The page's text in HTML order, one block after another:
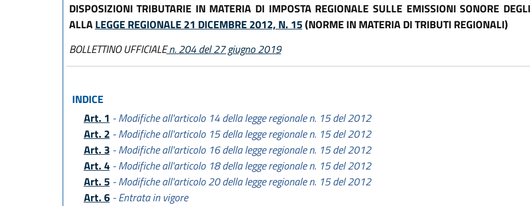
DISPOSIZIONI TRIBUTARIE IN MATERIA DI IMPOSTA REGIONALE SULLE EMISSIONI SONORE
ALLALEGGE REGIONALE 21 DICEMBRE 2012, N. 15(NORME IN MATERIA DI TRIBUTI REGIONALI)
BOLLETTINO UFFICIALEn. 204 del 27 giugno 2019
INDICE
Art. 1 - Modifiche all'articolo 14 della legge regionale n. 15 del 2012
Art. 2 - Modifiche all'articolo 15 della legge regionale n. 15 del 2012
Art. 3 - Modifiche all'articolo 16 della legge regionale n. 15 del 2012
Art. 4- Modifiche all'articolo 18 della legge regionale n. 15 del 2012
Art. 5- Modifiche all'articolo 20 della legge regionale n. 15 del 2012
Art. 6- Entrata in vigore